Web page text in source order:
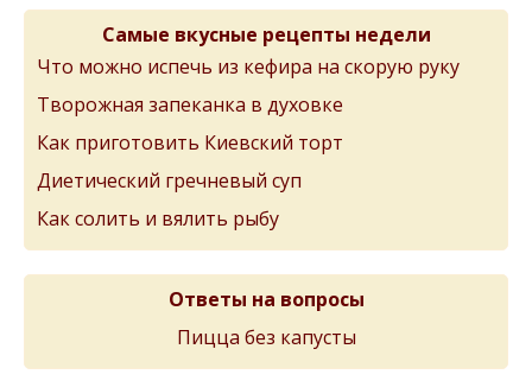
Самые вкусные рецепты недели
Что можно испечь из кефира на скорую руку
Творожная запеканка в духовке
Как приготовить Киевский торт
Диетический гречневый суп
Как солить и вялить рыбу
Ответы на вопросы
Пицца без капусты